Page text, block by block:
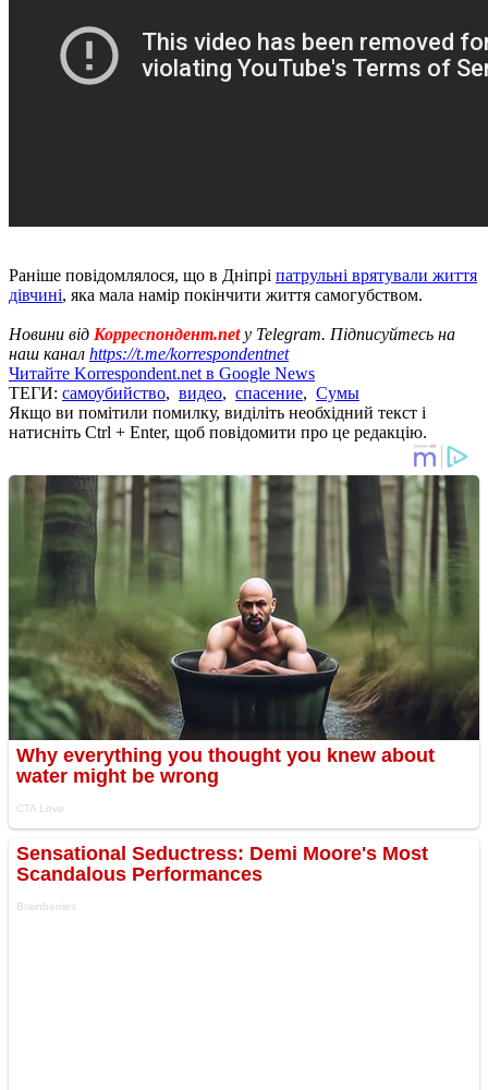
Раніше повідомлялося, що в Дніпрі патрульні врятували життя
дівчині, яка мала намір покінчити життя самогубством.
Новини від Корреспондент.netу Telegram. Підписуйтесь на
наш канал https://t.me/korrespondentnet
Читайте Korrespondent.net в Google News
ТЕГИ: самоубийство, видео, спасение, Сумы
Якщо ви помітили помилку, виділіть необхідний текст і
натисніть Ctrl + Enter, щоб повідомити про це редакцію.